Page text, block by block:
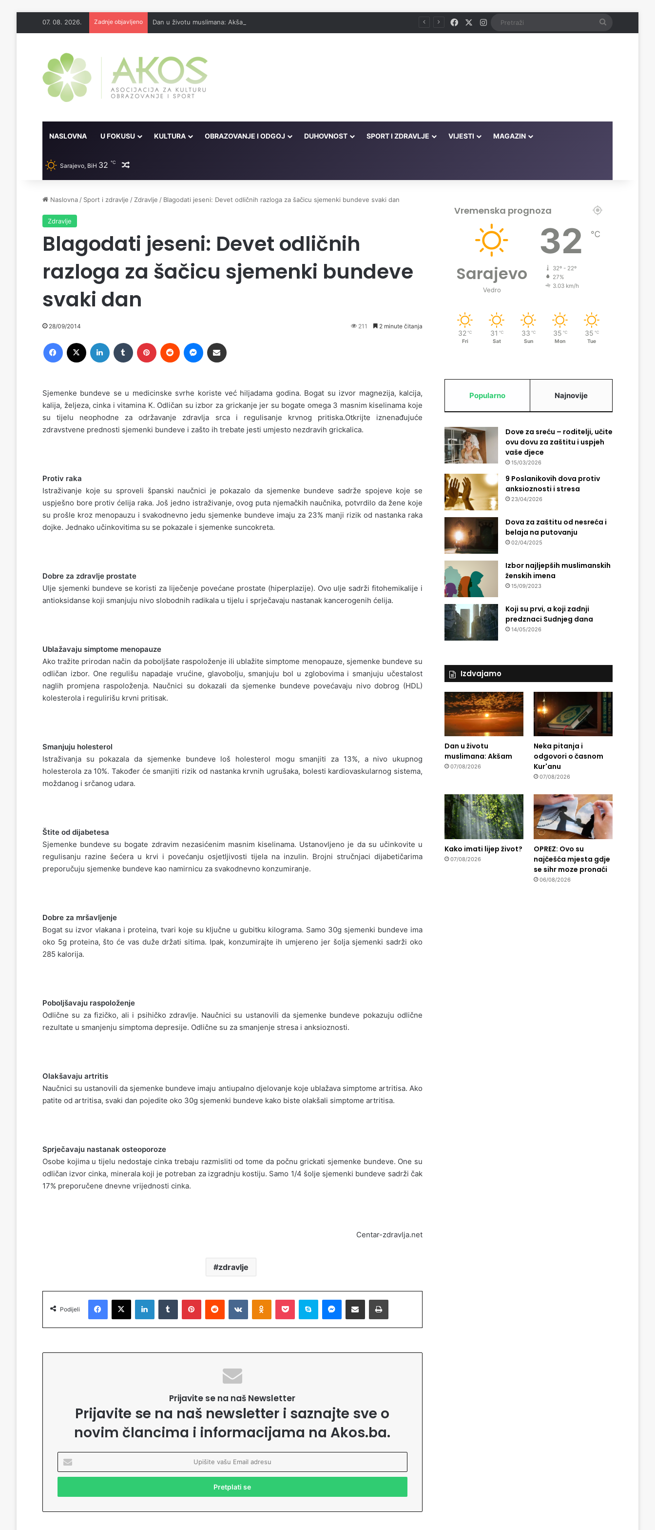
07. 08. 2026. Zadnje objavljeno Dan u životu muslimana: Akšam FacebookInstagram Pretraži
NASLOVNA U FOKUSU KULTURA OBRAZOVANJE I ODGOJ DUHOVNOST SPORT I ZDRAVLJE VIJESTI MAGAZIN
Sarajevo, BiH 32 ℃ Random članak
Naslovna / Sport i zdravlje / Zdravlje / Blagodati jeseni: Devet odličnih razloga za šačicu sjemenki bundeve svaki dan
Zdravlje
Blagodati jeseni: Devet odličnih
razloga za šačicu sjemenki bundeve
svaki dan
28/09/2014 211 2 minute čitanja
Sjemenke bundeve se u medicinske svrhe koriste već hiljadama godina. Bogat su izvor magnezija, kalcija,
kalija, željeza, cinka i vitamina K. Odličan su izbor za grickanje jer su bogate omega 3 masnim kiselinama koje
su tijelu neophodne za održavanje zdravlja srca i regulisanje krvnog pritiska.Otkrijte iznenađujuće
zdravstvene prednosti sjemenki bundeve i zašto ih trebate jesti umjesto nezdravih grickalica.
Protiv raka
Istraživanje koje su sproveli španski naučnici je pokazalo da sjemenke bundeve sadrže spojeve koje se
uspješno bore protiv ćelija raka. Još jedno istraživanje, ovog puta njemačkih naučnika, potvrdilo da žene koje
su prošle kroz menopauzu i svakodnevno jedu sjemenke bundeve imaju za 23% manji rizik od nastanka raka
dojke. Jednako učinkovitima su se pokazale i sjemenke suncokreta.
Dobre za zdravlje prostate
Ulje sjemenki bundeve se koristi za liječenje povećane prostate (hiperplazije). Ovo ulje sadrži fitohemikalije i
antioksidanse koji smanjuju nivo slobodnih radikala u tijelu i sprječavaju nastanak kancerogenih ćelija.
Ublažavaju simptome menopauze
Ako tražite prirodan način da poboljšate raspoloženje ili ublažite simptome menopauze, sjemenke bundeve su
odličan izbor. One regulišu napadaje vrućine, glavobolju, smanjuju bol u zglobovima i smanjuju učestalost
naglih promjena raspoloženja. Naučnici su dokazali da sjemenke bundeve povećavaju nivo dobrog (HDL)
kolesterola i regulirišu krvni pritisak.
Smanjuju holesterol
Istraživanja su pokazala da sjemenke bundeve loš holesterol mogu smanjiti za 13%, a nivo ukupnog
holesterola za 10%. Također će smanjiti rizik od nastanka krvnih ugrušaka, bolesti kardiovaskularnog sistema,
moždanog i srčanog udara.
Štite od dijabetesa
Sjemenke bundeve su bogate zdravim nezasićenim masnim kiselinama. Ustanovljeno je da su učinkovite u
regulisanju razine šećera u krvi i povećanju osjetljivosti tijela na inzulin. Brojni stručnjaci dijabetičarima
preporučuju sjemenke bundeve kao namirnicu za svakodnevno konzumiranje.
Dobre za mršavljenje
Bogat su izvor vlakana i proteina, tvari koje su ključne u gubitku kilograma. Samo 30g sjemenki bundeve ima
oko 5g proteina, što će vas duže držati sitima. Ipak, konzumirajte ih umjereno jer šolja sjemenki sadrži oko
285 kalorija.
Poboljšavaju raspoloženje
Odlične su za fizičko, ali i psihičko zdravlje. Naučnici su ustanovili da sjemenke bundeve pokazuju odlične
rezultate u smanjenju simptoma depresije. Odlične su za smanjenje stresa i anksioznosti.
Olakšavaju artritis
Naučnici su ustanovili da sjemenke bundeve imaju antiupalno djelovanje koje ublažava simptome artritisa. Ako
patite od artritisa, svaki dan pojedite oko 30g sjemenki bundeve kako biste olakšali simptome artritisa.
Sprječavaju nastanak osteoporoze
Osobe kojima u tijelu nedostaje cinka trebaju razmisliti od tome da počnu grickati sjemenke bundeve. One su
odličan izvor cinka, minerala koji je potreban za izgradnju kostiju. Samo 1/4 šolje sjemenki bundeve sadrži čak
17% preporučene dnevne vrijednosti cinka.
Centar-zdravlja.net
zdravlje
Podijeli
Facebook X LinkedIn Tumblr Pinterest Reddit VKontakte Odnoklassniki Pocket Skype Messenger Podijeli putem Emaila Printaj
Prijavite se na naš Newsletter
Prijavite se na naš newsletter i saznajte sve o
novim člancima i informacijama na Akos.ba.
i
i
Vremenska prognoza
Sarajevo
Vedro
32 ℃
32º - 22º
27%
3.03 km/h
32 ℃
Fri
31 ℃
Sat
33 ℃
Sun
35 ℃
Mon
35 ℃
Tue
Popularno Najnovije
Dove za sreću – roditelji, učite
ovu dovu za zaštitu i uspjeh
vaše djece
15/03/2026
9 Poslanikovih dova protiv
anksioznosti i stresa
23/04/2026
Dova za zaštitu od nesreća i
belaja na putovanju
02/04/2025
Izbor najljepših muslimanskih
ženskih imena
15/09/2023
Koji su prvi, a koji zadnji
predznaci Sudnjeg dana
14/05/2026
Izdvajamo
Dan u životu
muslimana: Akšam
07/08/2026
Neka pitanja i
odgovori o časnom
Kur'anu
07/08/2026
Kako imati lijep život?
07/08/2026
OPREZ: Ovo su
najčešća mjesta gdje
se sihr moze pronaći
06/08/2026